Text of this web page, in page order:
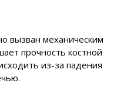
вызван механическим
прочность костной
из-за падения